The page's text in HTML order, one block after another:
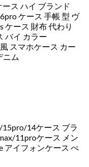
ス ハイ ブランド
ケース 手帳 型 ヴ
ケース 財布 代わり
バイ カラー
スマホケース カー
ニム
14ケース ブラ
11proケース メン
アイフォンケース ぺ